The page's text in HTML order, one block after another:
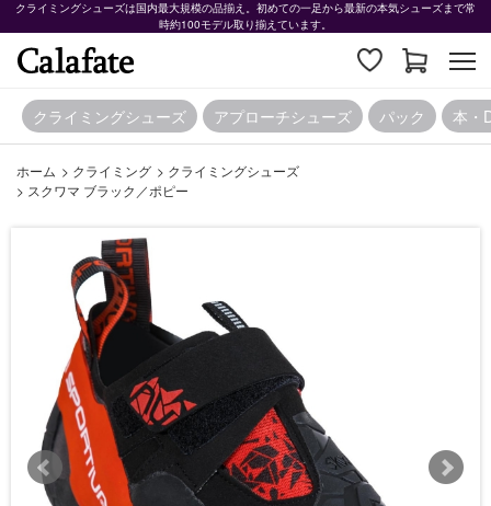
クライミングシューズは国内最大規模の品揃え。初めての一足から最新の本気シューズまで常
時約100モデル取り揃えています。
クライミングシューズ アプローチシューズ パック 本・
ホーム > クライミング > クライミングシューズ
> スクワマ ブラック／ポピー